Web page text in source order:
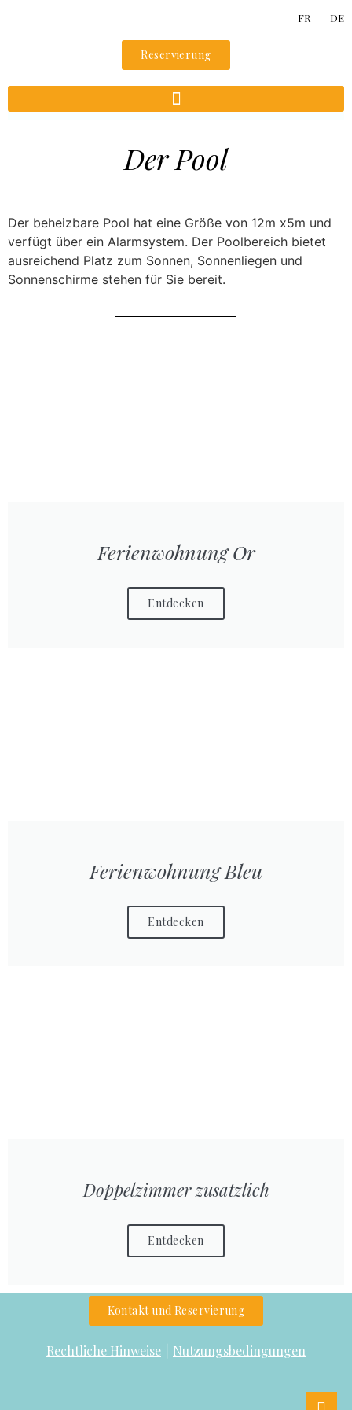
FR DE
Reservierung
Der Pool
Der beheizbare Pool hat eine Größe von 12m x5m und
verfügt über ein Alarmsystem. Der Poolbereich bietet
ausreichend Platz zum Sonnen, Sonnenliegen und
Sonnenschirme stehen für Sie bereit.
Ferienwohnung Or
Entdecken
Ferienwohnung Bleu
Entdecken
Doppelzimmer zusatzlich
Entdecken
Kontakt und Reservierung
Rechtliche Hinweise Nutzungsbedingungen